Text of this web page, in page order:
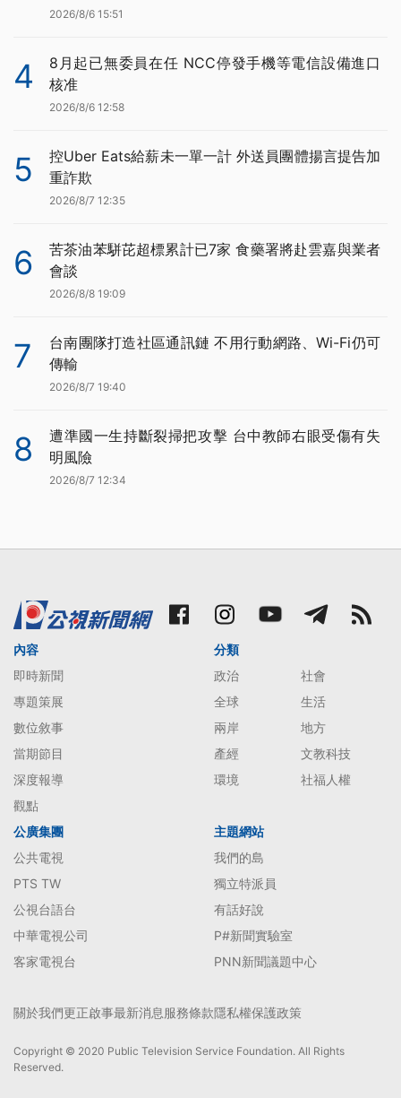
2026/8/6 15:51
4
8月起已無委員在任 NCC停發手機等電信設備進口
核准
2026/8/6 12:58
5
控Uber Eats給薪未一單一計 外送員團體揚言提告加
重詐欺
2026/8/7 12:35
6
苦茶油苯駢芘超標累計已7家 食藥署將赴雲嘉與業者
會談
2026/8/8 19:09
7
台南團隊打造社區通訊鏈 不用行動網路、Wi-Fi仍可
傳輸
2026/8/7 19:40
8
遭準國一生持斷裂掃把攻擊 台中教師右眼受傷有失
明風險
2026/8/7 12:34
內容
即時新聞
專題策展
數位敘事
當期節目
深度報導
觀點
分類
政治
社會
全球
生活
兩岸
地方
產經
文教科技
環境
社福人權
公廣集團
公共電視
PTS TW
公視台語台
中華電視公司
客家電視台
主題網站
我們的島
獨立特派員
有話好說
P#新聞實驗室
PNN新聞議題中心
關於我們更正啟事最新消息服務條款隱私權保護政策
Copyright © 2020 Public Television Service Foundation. All Rights
Reserved.